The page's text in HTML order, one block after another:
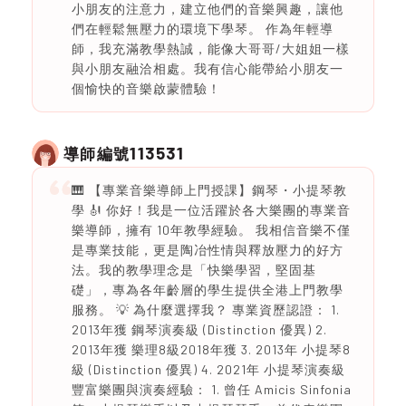
小朋友的注意力，建立他們的音樂興趣，讓他
們在輕鬆無壓力的環境下學琴。 作為年輕導
師，我充滿教學熱誠，能像大哥哥/大姐姐一樣
與小朋友融洽相處。我有信心能帶給小朋友一
個愉快的音樂啟蒙體驗！
導師編號113531
🎹 【專業音樂導師上門授課】鋼琴・小提琴教
學 🎻 你好！我是一位活躍於各大樂團的專業音
樂導師，擁有 10年教學經驗。 我相信音樂不僅
是專業技能，更是陶冶性情與釋放壓力的好方
法。我的教學理念是「快樂學習，堅固基
礎」，專為各年齡層的學生提供全港上門教學
服務。 💡 為什麼選擇我？ 專業資歷認證： 1.
2013年獲 鋼琴演奏級 (Distinction 優異) 2.
2013年獲 樂理8級2018年獲 3. 2013年 小提琴8
級 (Distinction 優異) 4. 2021年 小提琴演奏級
豐富樂團與演奏經驗： 1. 曾任 Amicis Sinfonia